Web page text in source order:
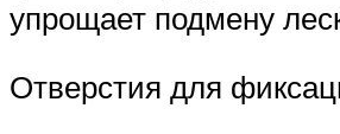
упрощает подмену
Отверстия для